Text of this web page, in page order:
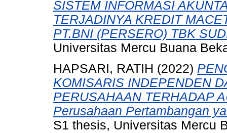
SISTEM INFORMASI
TERJADINYA KREDIT
PT.BNI (PERSERO) TBK
Universitas Mercu Buana
HAPSARI, RATIH (2022)
KOMISARIS INDEPENDEN
PERUSAHAAN TERHADAP
Perusahaan Pertambangan
S1 thesis, Universitas Mercu